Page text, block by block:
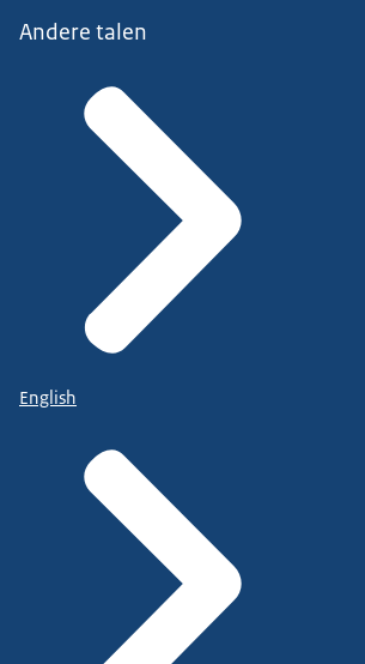
Andere talen
English